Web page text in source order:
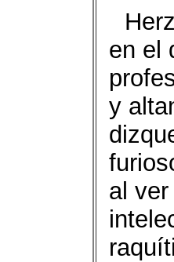
en el
y
al